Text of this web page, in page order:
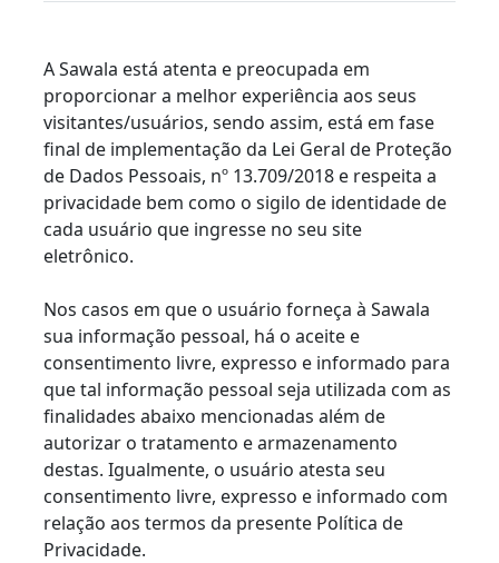
A Sawala está atenta e preocupada em
proporcionar a melhor experiência aos seus
visitantes/usuários, sendo assim, está em fase
final de implementação da Lei Geral de Proteção
de Dados Pessoais, nº 13.709/2018 e respeita a
privacidade bem como o sigilo de identidade de
cada usuário que ingresse no seu site
eletrônico.
Nos casos em que o usuário forneça à Sawala
sua informação pessoal, há o aceite e
consentimento livre, expresso e informado para
que tal informação pessoal seja utilizada com as
finalidades abaixo mencionadas além de
autorizar o tratamento e armazenamento
destas. Igualmente, o usuário atesta seu
consentimento livre, expresso e informado com
relação aos termos da presente Política de
Privacidade.